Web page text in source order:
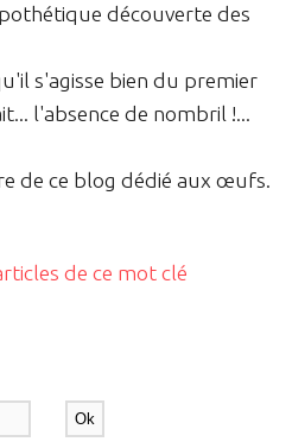
découverte des
s'agisse bien du premier
l'absence de nombril !...
de ce blog dédié aux œufs.
de ce mot clé